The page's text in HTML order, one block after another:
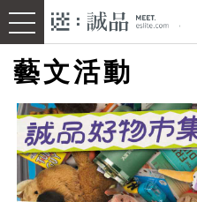
藝文活動